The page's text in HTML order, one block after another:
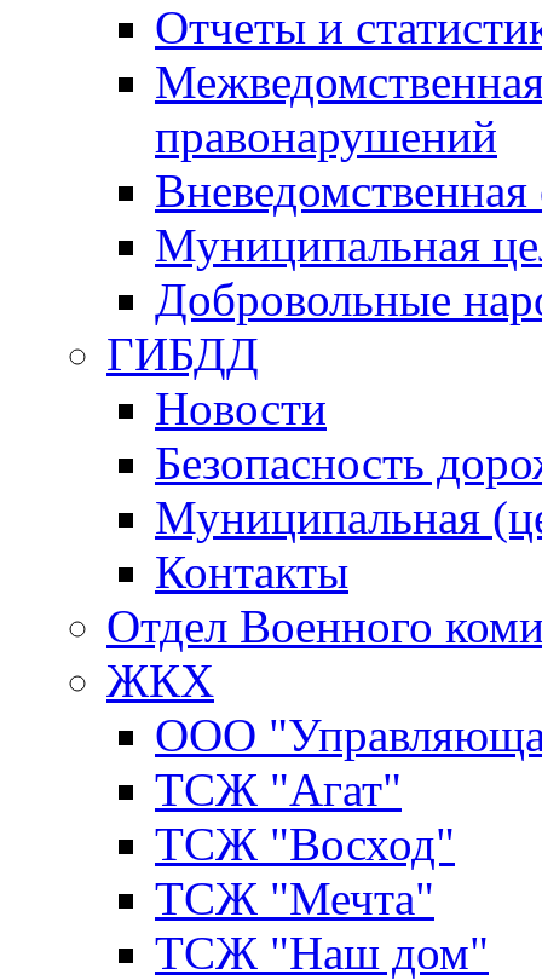
Отчеты и
правонарушений
Вневедомственная
Муниципальная
Добровольные
ГИБДД
Новости
Безопасность
Муниципальная
Контакты
Отдел Военного
ЖКХ
ООО
ТСЖ "Агат"
ТСЖ "Восход"
ТСЖ "Мечта"
ТСЖ "Наш дом"